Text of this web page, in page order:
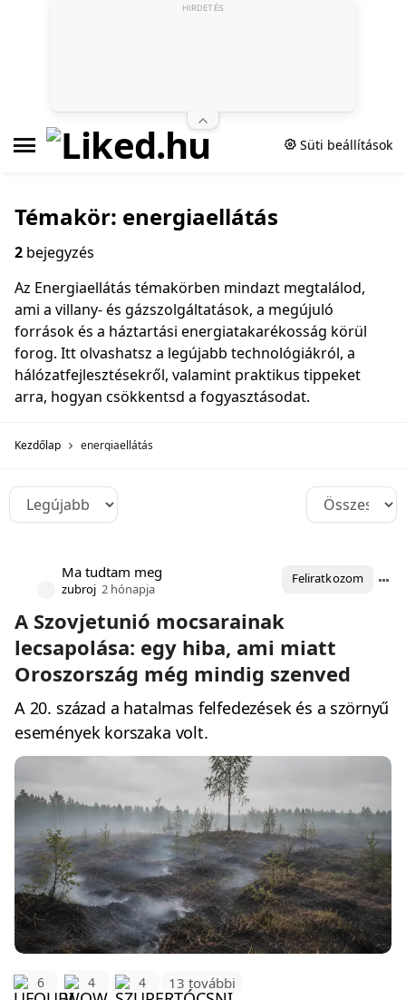
Süti beállítások
Témakör: energiaellátás
2 bejegyzés
Az Energiaellátás témakörben mindazt megtalálod,
ami a villany- és gázszolgáltatások, a megújuló
források és a háztartási energiatakarékosság körül
forog. Itt olvashatsz a legújabb technológiákról, a
hálózatfejlesztésekről, valamint praktikus tippeket
arra, hogyan csökkentsd a fogyasztásodat.
Kezdőlap energiaellátás
Ma tudtam meg
zubroj 2 hónapja
Feliratkozom
A Szovjetunió mocsarainak
lecsapolása: egy hiba, ami miatt
Oroszország még mindig szenved
A 20. század a hatalmas felfedezések és a szörnyű
események korszaka volt.
6 4 4 13 további
HIRDETÉS